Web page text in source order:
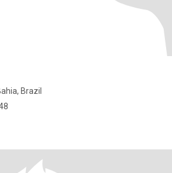
Brazil